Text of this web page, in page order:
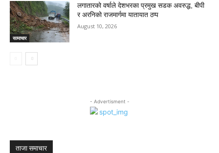
सामाचार
लगातारको वर्षाले देशभरका प्रमुख सडक अवरुद्ध, बीपी
र अरनिको राजमार्गमा यातायात ठप्प
August 10, 2026
- Advertisment -
ताजा समाचार